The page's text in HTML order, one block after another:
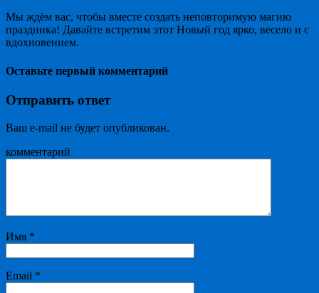
Мы ждём вас, чтобы вместе создать неповторимую магию
праздника! Давайте встретим этот Новый год ярко, весело и с
вдохновением.
Оставьте первый комментарий
Отправить ответ
Ваш e-mail не будет опубликован.
комментарий
Имя *
Email *